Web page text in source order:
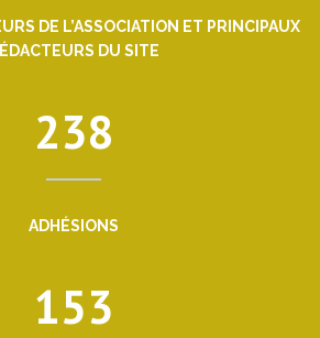
DE L’ASSOCIATION ET PRINCIPAUX
DU SITE
238
ADHÉSIONS
153